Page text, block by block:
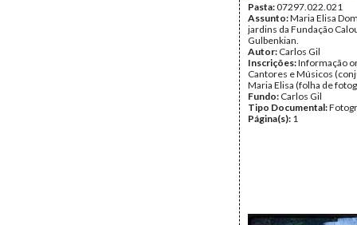
Pasta:07297.022.021
Assunto:Maria Elisa
jardins da Fundação
Gulbenkian.
Autor: Carlos Gil
Inscrições:Informação
Cantores e Músicos
Maria Elisa (folha de
Fundo: Carlos Gil
Tipo Documental:
Página(s): 1